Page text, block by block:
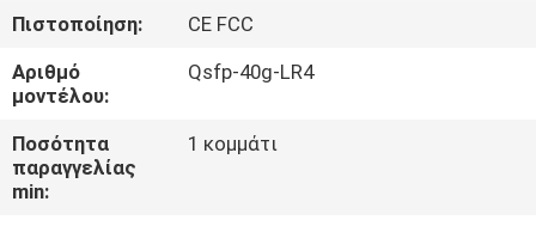
ΓΎΡΟΣ
ΕΡΓΟΣΤΑΣΊΩΝ
ΠΟΙΟΤΙΚΌΣ
ΈΛΕΓΧΟΣ
Πιστοποίηση:
CE FCC
Αριθμό
μοντέλου:
Qsfp-40g-LR4
Ποσότητα
παραγγελίας
min:
1 κομμάτι